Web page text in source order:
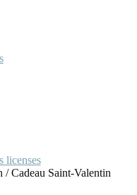
licenses
/Cadeau Saint-Valentin